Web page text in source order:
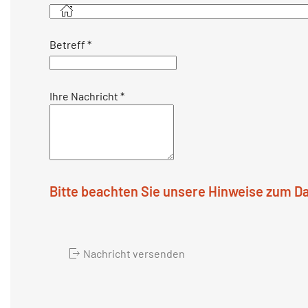
Betreff *
Ihre Nachricht *
Bitte beachten Sie unsere Hinweise zum
Nachricht versenden